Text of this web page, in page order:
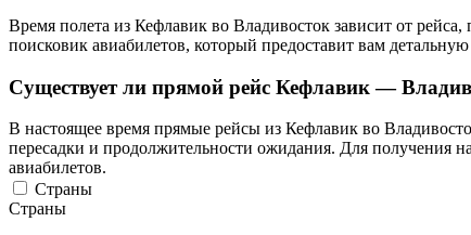
Время полета из Кефлавик во Владивосток зависит от
поисковик авиабилетов, который предоставит вам
Существует ли прямой рейс Кефлавик —
В настоящее время прямые рейсы из Кефлавик во
пересадки и продолжительности ожидания. Для получения
авиабилетов.
Страны
Страны